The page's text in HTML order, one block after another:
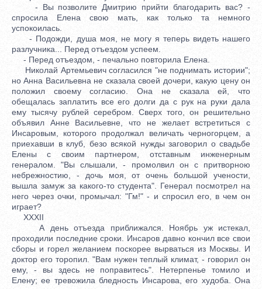
- Вы позволите Дмитрию прийти благодарить вас? -
спросила Елена свою мать, как только та немного
успокоилась.
- Подожди, душа моя, не могу я теперь видеть нашего
разлучника... Перед отъездом успеем.
- Перед отъездом, - печально повторила Елена.
Николай Артемьевич согласился "не поднимать истории";
но Анна Васильевна не сказала своей дочери, какую цену он
положил своему согласию. Она не сказала ей, что
обещалась заплатить все его долги да с рук на руки дала
ему тысячу рублей серебром. Сверх того, он решительно
объявил Анне Васильевне, что не желает встретиться с
Инсаровым, которого продолжал величать черногорцем, а
приехавши в клуб, безо всякой нужды заговорил о свадьбе
Елены с своим партнером, отставным инженерным
генералом. "Вы слышали, - промолвил он с притворною
небрежностию, - дочь моя, от очень большой учености,
вышла замуж за какого-то студента". Генерал посмотрел на
него через очки, промычал: "Гм!" - и спросил его, в чем он
играет?
XXXII
А день отъезда приближался. Ноябрь уж истекал,
проходили последние сроки. Инсаров давно кончил все свои
сборы и горел желанием поскорее вырваться из Москвы. И
доктор его торопил. "Вам нужен теплый климат, - говорил он
ему, - вы здесь не поправитесь". Нетерпенье томило и
Елену; ее тревожила бледность Инсарова, его худоба. Она